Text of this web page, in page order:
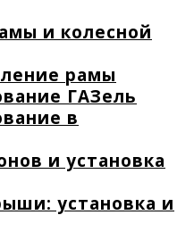
и колесной
рамы
ГАЗель
в
и установка
установка и